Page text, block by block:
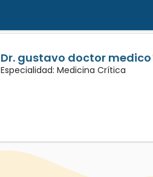
Dr. gustavo doctor medico
Especialidad: Medicina Crítica